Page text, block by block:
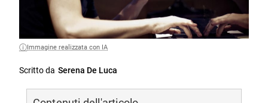
Immagine realizzata con IA
Scritto da Serena De Luca